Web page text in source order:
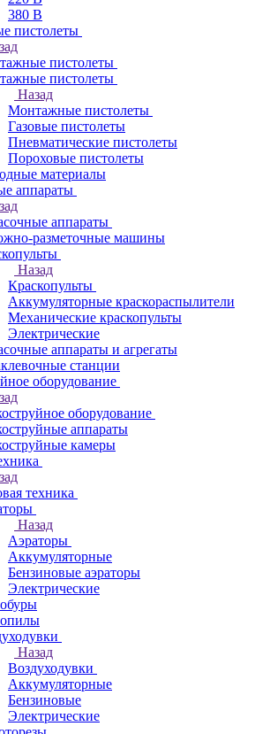
380 В
пистолеты
пистолеты
пистолеты
Назад
Монтажные пистолеты
Газовые пистолеты
Пневматические пистолеты
Пороховые пистолеты
материалы
аппараты
аппараты
разметочные машины
Назад
Краскопульты
Аккумуляторные краскораспылители
Механические краскопульты
Электрические
аппараты и агрегаты
станции
оборудование
оборудование
аппараты
камеры
техника
Назад
Аэраторы
Аккумуляторные
Бензиновые аэраторы
Электрические
Назад
Воздуходувки
Аккумуляторные
Бензиновые
Электрические